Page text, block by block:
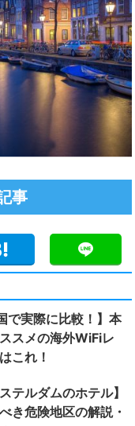
事
で実際に比較！】本
スメの海外WiFiレ
これ！
ステルダムのホテル】
き危険地区の解説・